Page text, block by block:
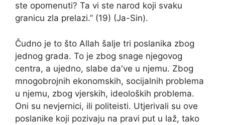
ste opomenuti? Ta vi ste narod koji svaku
granicu zla prelazi.” (19) (Ja-Sin).
Čudno je to što Allah šalje tri poslanika zbog
jednog grada. To je zbog snage njegovog
centra, a ujedno, slabe da've u njemu. Zbog
mnogobrojnih ekonomskih, socijalnih problema
u njemu, zbog vjerskih, ideoloških problema.
Oni su nevjernici, ili politeisti. Utjerivali su ove
poslanike koji pozivaju na pravi put u laž, tako